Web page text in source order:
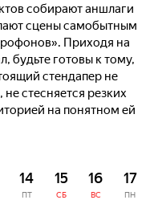
собирают аншлаги
сцены самобытным
Приходя на
будьте готовы к тому,
стендапер не
стесняется резких
на понятном ей
14
ПТ
15
СБ
16
ВС
17
ПН